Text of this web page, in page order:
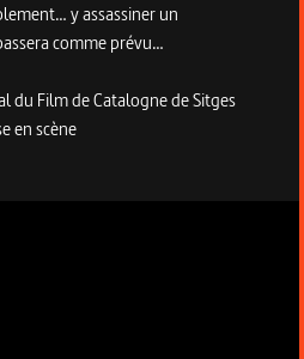
y assassiner un
comme prévu…
du Film de Catalogne de Sitges
en scène
gauche